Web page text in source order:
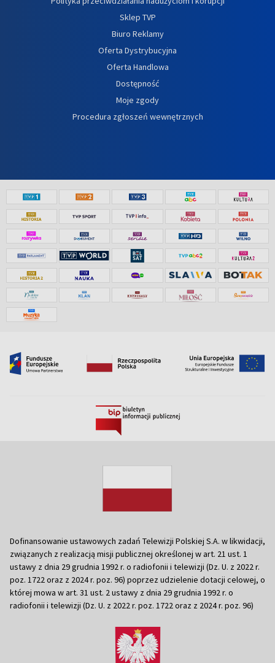
Sklep TVP
Biuro Reklamy
Oferta Dystrybucyjna
Oferta Handlowa
Dostępność
Moje zgody
Procedura zgłoszeń wewnętrznych
Dofinansowanie ustawowych zadań Telewizji Polskiej S.A. w likwidacji,
związanych z realizacją misji publicznej określonej w art. 21 ust. 1
ustawy z dnia 29 grudnia 1992 r. o radiofonii i telewizji (Dz. U. z 2022 r.
poz. 1722 oraz z 2024 r. poz. 96) poprzez udzielenie dotacji celowej, o
której mowa w art. 31 ust. 2 ustawy z dnia 29 grudnia 1992 r. o
radiofonii i telewizji (Dz. U. z 2022 r. poz. 1722 oraz z 2024 r. poz. 96)